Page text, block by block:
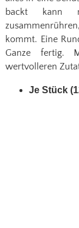
backt kann
kommt. Eine
Ganze fertig.
wertvolleren
Je Stück